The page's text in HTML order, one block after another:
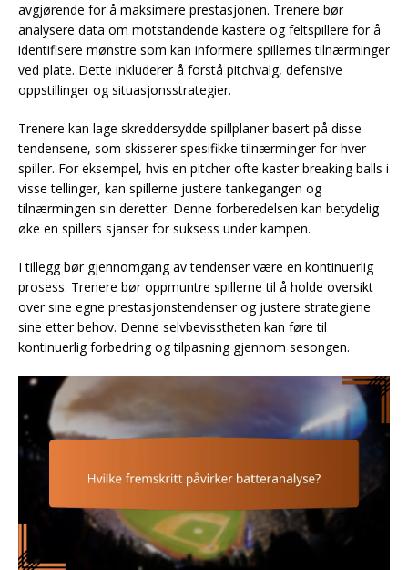
avgjørende for å maksimere prestasjonen. Trenere bør
analysere data om motstandende kastere og feltspillere for å
identifisere mønstre som kan informere spillernes tilnærminger
ved plate. Dette inkluderer å forstå pitchvalg, defensive
oppstillinger og situasjonsstrategier.
Trenere kan lage skreddersydde spillplaner basert på disse
tendensene, som skisserer spesifikke tilnærminger for hver
spiller. For eksempel, hvis en pitcher ofte kaster breaking balls i
visse tellinger, kan spillerne justere tankegangen og
tilnærmingen sin deretter. Denne forberedelsen kan betydelig
øke en spillers sjanser for suksess under kampen.
I tillegg bør gjennomgang av tendenser være en kontinuerlig
prosess. Trenere bør oppmuntre spillerne til å holde oversikt
over sine egne prestasjonstendenser og justere strategiene
sine etter behov. Denne selvbevisstheten kan føre til
kontinuerlig forbedring og tilpasning gjennom sesongen.